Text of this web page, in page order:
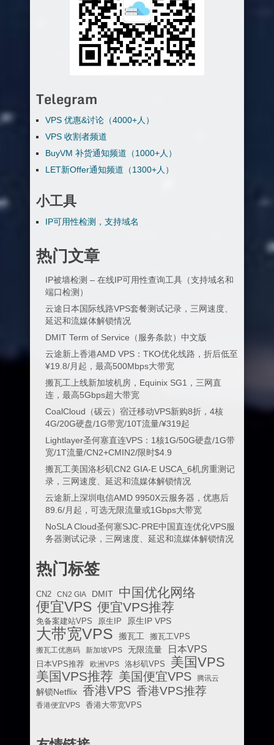
Telegram
VPS 优惠&讨论（4000+人）
VPS 收割者频道
BuyVM 补货通知频道（1000+人）
LET新Offer通知频道（1300+人）
小工具
IP可用性检测，支持域名
热门文章
IP被墙检测 – 在线IP可用性查询工具（支持域名和
端口检测）
云途日本国际线路VPS套餐测试记录，三网速度、
延迟和流媒体解锁情况
DMIT Term of Service（服务条款）中文版
云途新上香港AMD VPS：TKO优化线路，折后低至
¥19.8/月起，最高500Mbps大带宽
搬瓦工上线新加坡机房，Equinix SG1，三网直
连，最高5Gbps超大带宽
CoalCloud（碳云）宿迁移动VPS新购8折，4核
4G/20G硬盘/1G带宽/10T流量/¥319起
Lightlayer圣何塞直连VPS：1核1G/50G硬盘/1G带
宽/1T流量/CN2+CMIN2/限时$4.9
搬瓦工美国洛杉矶CN2 GIA-E USCA_6机房重测记
录，三网速度、延迟和流媒体解锁情况
云途新上深圳电信AMD 9950X云服务器，优惠后
89.6/月起，可选无限流量或1Gbps大带宽
NoSLA Cloud圣何塞SJC-PRE中国直连优化VPS服
务器测试记录，三网速度、延迟和流媒体解锁情况
热门标签
CN2 CN2 GIA DMIT 中国优化网络
便宜VPS 便宜VPS推荐
免备案建站VPS 原生IP 原生IP VPS
大带宽VPS 搬瓦工
搬瓦工VPS
搬瓦工优惠码
新加坡VPS 无限流量 日本VPS
日本VPS推荐 欧洲VPS 洛杉矶VPS 美国VPS
美国VPS推荐 美国便宜VPS 腾讯云
解锁Netflix 香港VPS 香港VPS推荐
香港便宜VPS 香港大带宽VPS